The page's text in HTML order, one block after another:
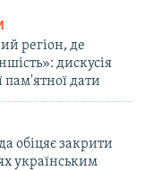
регіон, де
дискусія
пам'ятної дати
обіцяє закрити
українським